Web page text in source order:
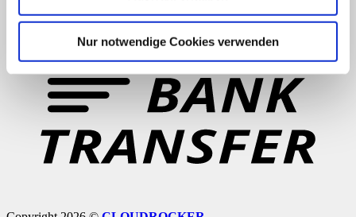
Nur notwendige Cookies verwenden